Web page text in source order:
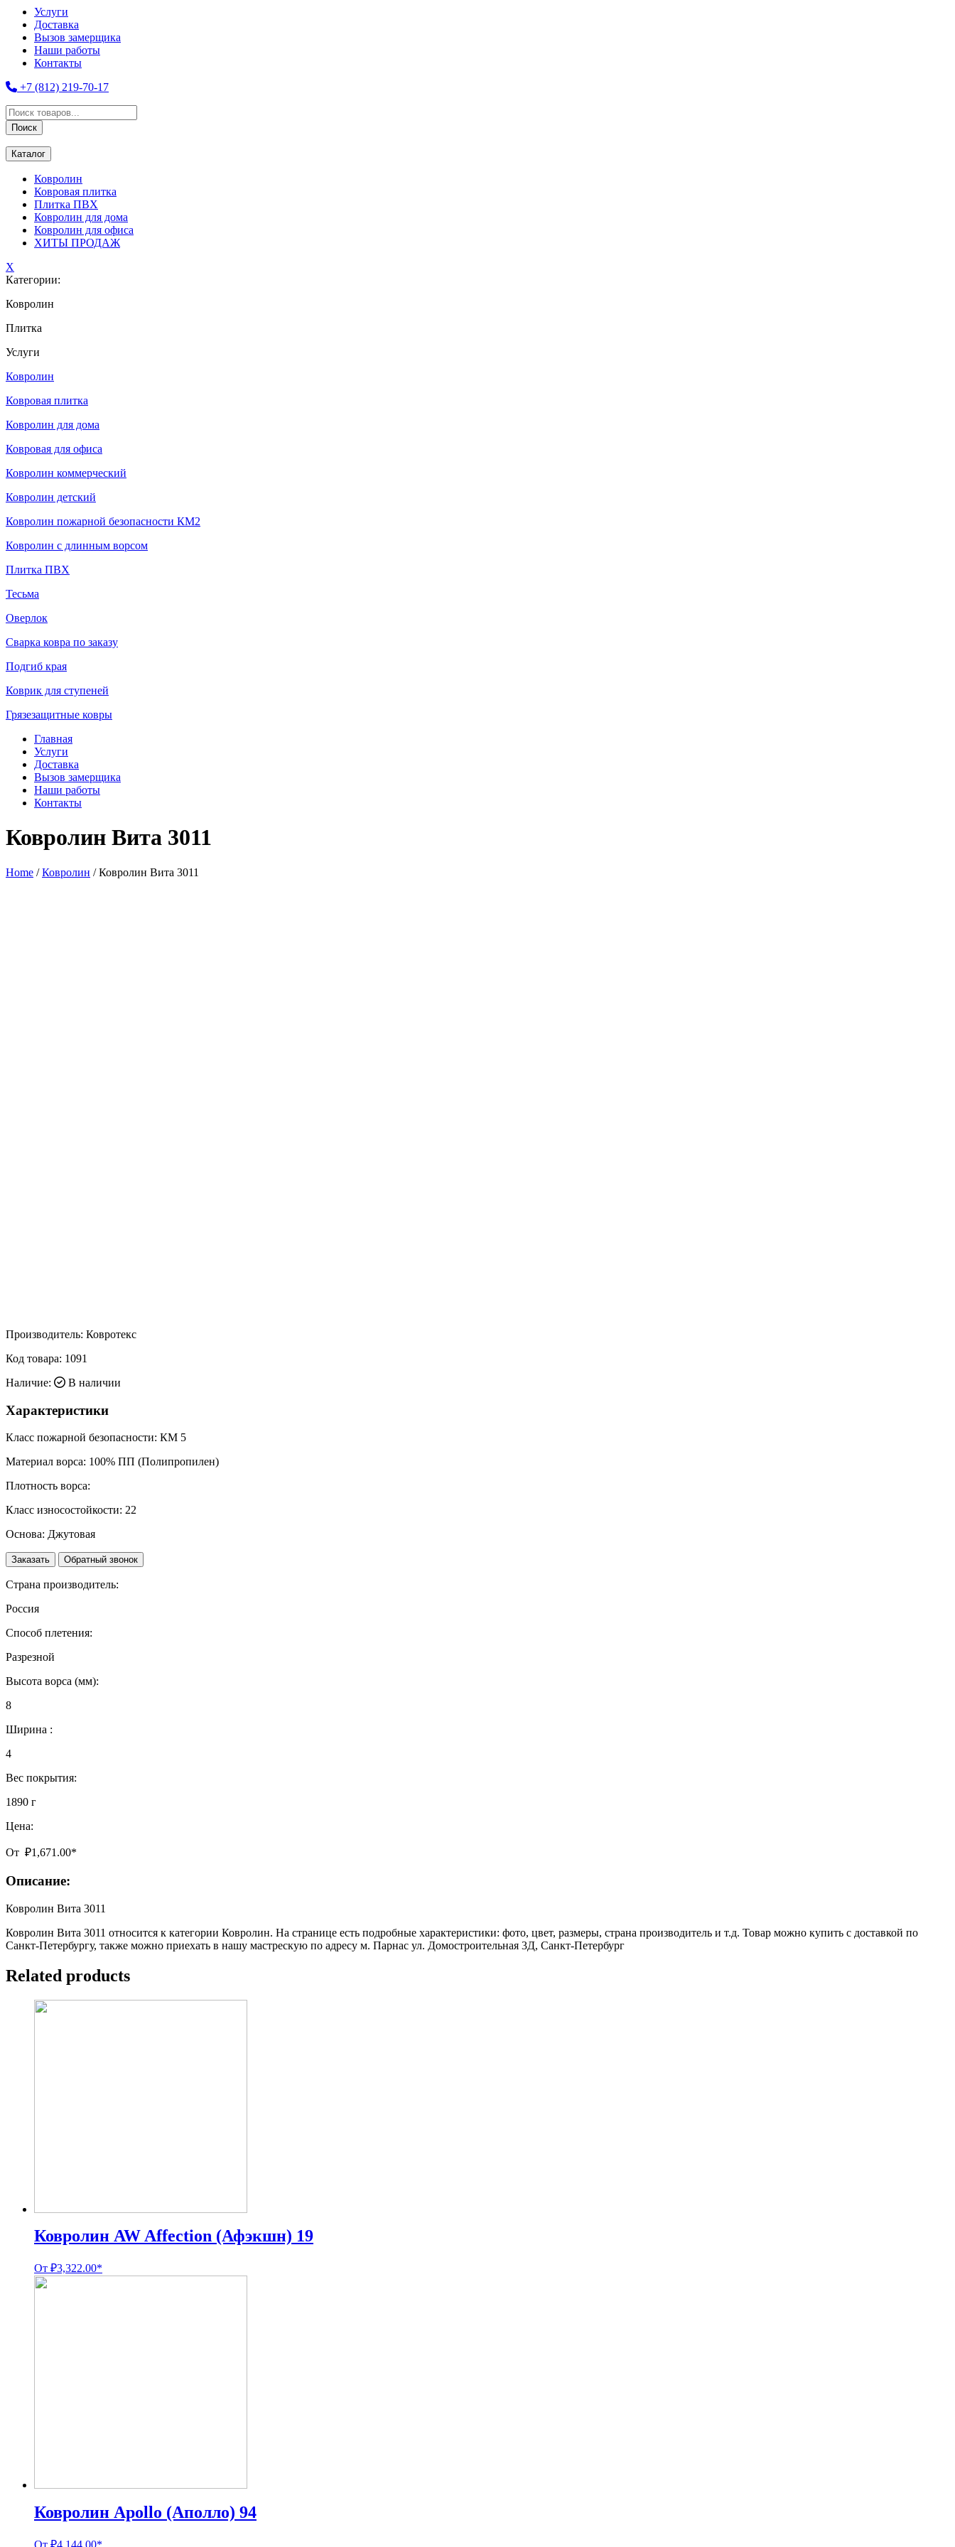
Услуги
Доставка
Вызов замерщика
Наши работы
Контакты
+7 (812) 219-70-17
Поиск
товаров
Поиск
Каталог
Ковролин
Ковровая плитка
Плитка ПВХ
Ковролин для дома
Ковролин для офиса
ХИТЫ ПРОДАЖ
X
Категории:
Ковролин
Плитка
Услуги
Ковролин
Ковровая плитка
Ковролин для дома
Ковровая для офиса
Ковролин коммерческий
Ковролин детский
Ковролин пожарной безопасности КМ2
Ковролин с длинным ворсом
Плитка ПВХ
Тесьма
Оверлок
Сварка ковра по заказу
Подгиб края
Коврик для ступеней
Грязезащитные ковры
Главная
Услуги
Доставка
Вызов замерщика
Наши работы
Контакты
Ковролин Вита 3011
Home /Ковролин / Ковролин Вита 3011
Производитель: Ковротекс
Код товара: 1091
Наличие:
В наличии
Характеристики
Класс пожарной безопасности: КМ 5
Материал ворса: 100% ПП (Полипропилен)
Плотность ворса:
Класс износостойкости: 22
Основа: Джутовая
Заказать Обратный звонок
Страна производитель:
Россия
Способ плетения:
Разрезной
Высота ворса (мм):
8
Ширина :
4
Вес покрытия:
1890 г
Цена:
От ₽1,671.00*
Описание:
Ковролин Вита 3011
Ковролин Вита 3011 относится к категории Ковролин. На странице есть подробные характеристики: фото, цвет, размеры, страна производитель и т.д. Товар можно купить с доставкой по
Санкт-Петербургу, также можно приехать в нашу мастрескую по адресу м. Парнас ул. Домостроительная 3Д, Санкт-Петербург
Related products
Ковролин AW Affection (Афэкшн) 19
От ₽3,322.00*
Ковролин Apollo (Аполло) 94